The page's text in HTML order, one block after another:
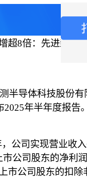
超8倍：先进封装
导体科技股份有
2025年半年度报告
公司实现营业收入
公司股东的净利
市公司股东的扣除